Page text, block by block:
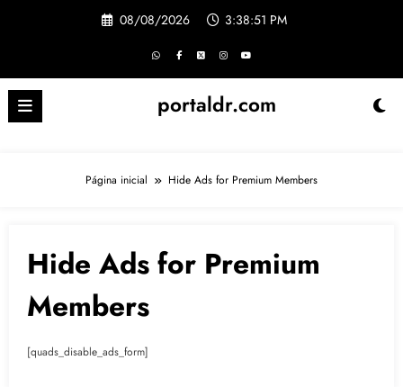
08/08/2026 3:38:52 PM
portaldr.com
Página inicial Hide Ads for Premium Members
Hide Ads for Premium
Members
[quads_disable_ads_form]